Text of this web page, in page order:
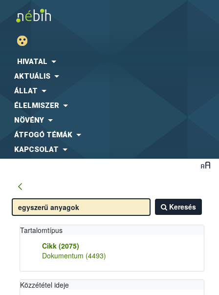
HIVATAL
AKTUÁLIS
ÁLLAT
ÉLELMISZER
NÖVÉNY
ÁTFOGÓ TÉMÁK
KAPCSOLAT
Keresés
Tartalomtípus
Cikk (2075)
Dokumentum (4493)
Közzététel ideje